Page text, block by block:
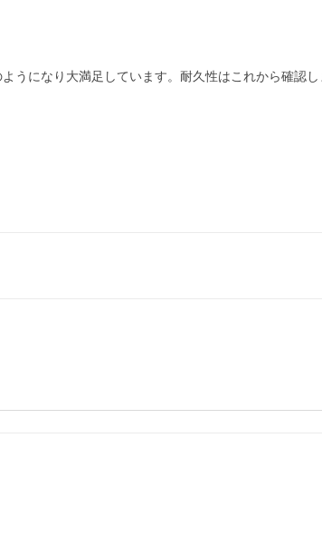
うになり大満足しています。耐久性はこれから確認し